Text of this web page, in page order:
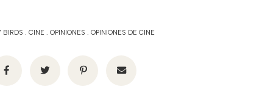
BIRDS . CINE . OPINIONES . OPINIONES DE CINE